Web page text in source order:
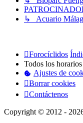
↳ Acuario
Forocíclidos
Todos los horarios
Ajustes de
Borrar cookies
Contáctenos
Copyright © 2012 -